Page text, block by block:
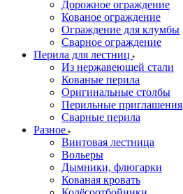
Дорожное ограждение
Кованое ограждение
Ограждение для клумбы
Сварное ограждение
Перила для лестниц
Из нержавеющей стали
Кованые перила
Оригинальные столбы
Перильные приглашения
Сварные перила
Разное
Винтовая лестница
Вольеры
Дымники, флюгарки
Кованая кровать